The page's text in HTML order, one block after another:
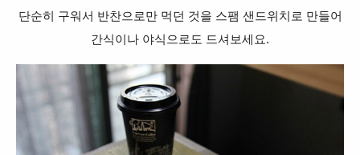
단순히 구워서 반찬으로만 먹던 것을 스팸 샌드위치로 만들어
간식이나 야식으로도 드셔보세요.